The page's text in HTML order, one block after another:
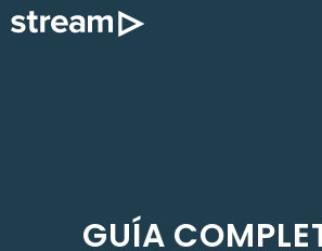
Saltar
GUÍA